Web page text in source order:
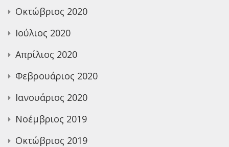
Οκτώβριος 2020
Ιούλιος 2020
Απρίλιος 2020
Φεβρουάριος 2020
Ιανουάριος 2020
Νοέμβριος 2019
Οκτώβριος 2019